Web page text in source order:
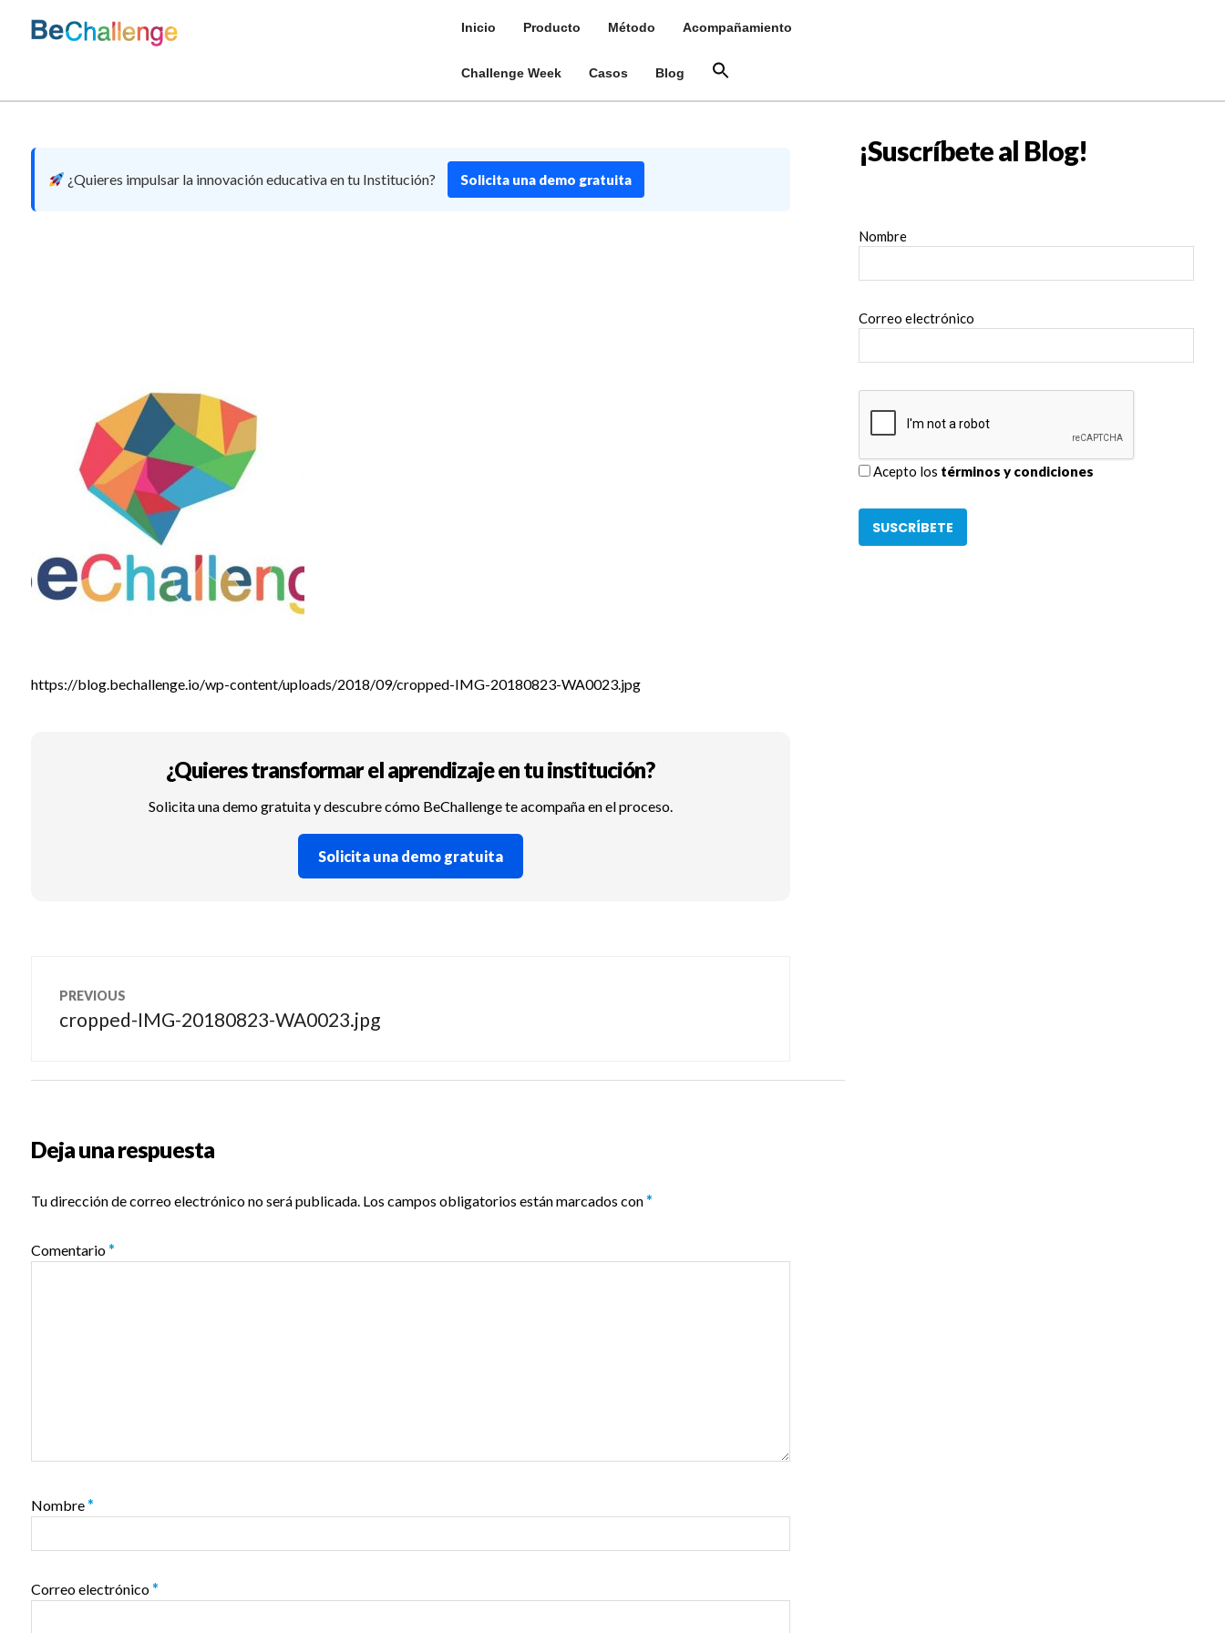
Inicio Producto Método Acompañamiento
Challenge Week Casos Blog
¿Quieres impulsar la innovación educativa en tu Institución? Solicita una demo gratuita
https://blog.bechallenge.io/wp-content/uploads/2018/09/cropped-IMG-20180823-WA0023.jpg
¿Quieres transformar el aprendizaje en tu institución?
Solicita una demo gratuita y descubre cómo BeChallenge te acompaña en el proceso.
Solicita una demo gratuita
PREVIOUS
Previous
cropped-IMG-20180823-WA0023.jpg
Deja una respuesta
Tu dirección de correo electrónico no será publicada. Los campos obligatorios están marcados con*
Comentario*
Nombre*
Correo electrónico*
¡Suscríbete al Blog!
Nombre
Correo electrónico
Acepto los términos y condiciones